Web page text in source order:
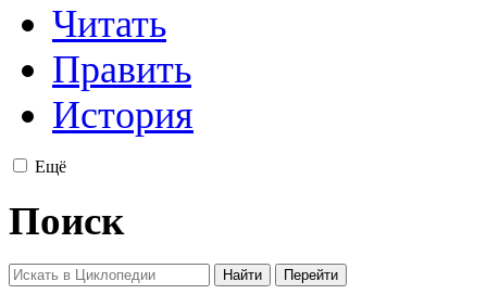
Читать
Править
История
Ещё
Поиск